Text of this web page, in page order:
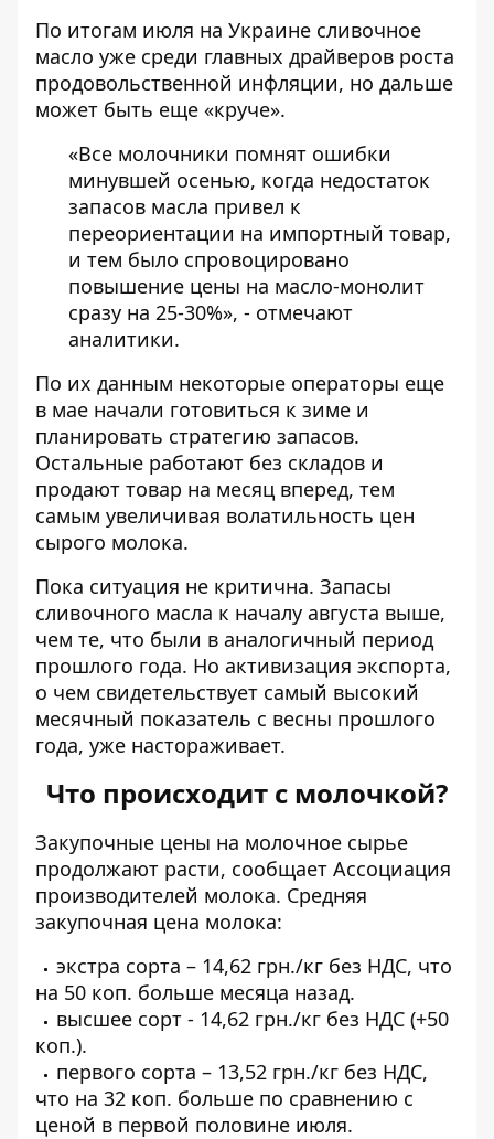
По итогам июля на Украине сливочное
масло уже среди главных драйверов роста
продовольственной инфляции, но дальше
может быть еще «круче».
«Все молочники помнят ошибки
минувшей осенью, когда недостаток
запасов масла привел к
переориентации на импортный товар,
и тем было спровоцировано
повышение цены на масло-монолит
сразу на 25-30%», - отмечают
аналитики.
По их данным некоторые операторы еще
в мае начали готовиться к зиме и
планировать стратегию запасов.
Остальные работают без складов и
продают товар на месяц вперед, тем
самым увеличивая волатильность цен
сырого молока.
Пока ситуация не критична. Запасы
сливочного масла к началу августа выше,
чем те, что были в аналогичный период
прошлого года. Но активизация экспорта,
о чем свидетельствует самый высокий
месячный показатель с весны прошлого
года, уже настораживает.
Что происходит с молочкой?
Закупочные цены на молочное сырье
продолжают расти, сообщает Ассоциация
производителей молока. Средняя
закупочная цена молока:
экстра сорта – 14,62 грн./кг без НДС, что
на 50 коп. больше месяца назад.
высшее сорт - 14,62 грн./кг без НДС (+50
коп.).
первого сорта – 13,52 грн./кг без НДС,
что на 32 коп. больше по сравнению с
ценой в первой половине июля.